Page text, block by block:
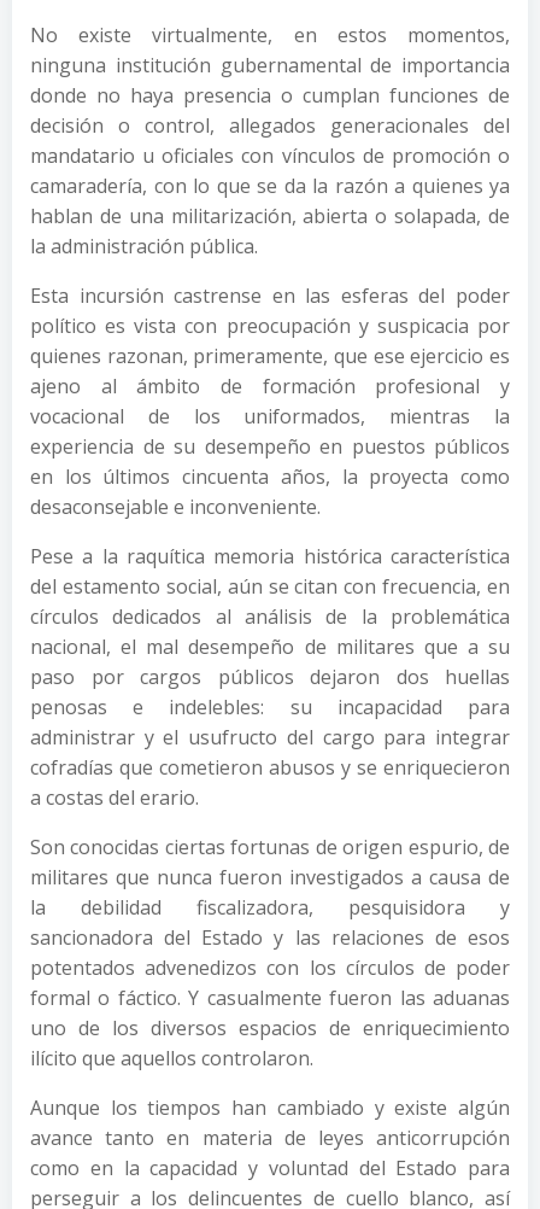
No existe virtualmente, en estos momentos,
ninguna institución gubernamental de importancia
donde no haya presencia o cumplan funciones de
decisión o control, allegados generacionales del
mandatario u oficiales con vínculos de promoción o
camaradería, con lo que se da la razón a quienes ya
hablan de una militarización, abierta o solapada, de
la administración pública.
Esta incursión castrense en las esferas del poder
político es vista con preocupación y suspicacia por
quienes razonan, primeramente, que ese ejercicio es
ajeno al ámbito de formación profesional y
vocacional de los uniformados, mientras la
experiencia de su desempeño en puestos públicos
en los últimos cincuenta años, la proyecta como
desaconsejable e inconveniente.
Pese a la raquítica memoria histórica característica
del estamento social, aún se citan con frecuencia, en
círculos dedicados al análisis de la problemática
nacional, el mal desempeño de militares que a su
paso por cargos públicos dejaron dos huellas
penosas e indelebles: su incapacidad para
administrar y el usufructo del cargo para integrar
cofradías que cometieron abusos y se enriquecieron
a costas del erario.
Son conocidas ciertas fortunas de origen espurio, de
militares que nunca fueron investigados a causa de
la debilidad fiscalizadora, pesquisidora y
sancionadora del Estado y las relaciones de esos
potentados advenedizos con los círculos de poder
formal o fáctico. Y casualmente fueron las aduanas
uno de los diversos espacios de enriquecimiento
ilícito que aquellos controlaron.
Aunque los tiempos han cambiado y existe algún
avance tanto en materia de leyes anticorrupción
como en la capacidad y voluntad del Estado para
perseguir a los delincuentes de cuello blanco, así